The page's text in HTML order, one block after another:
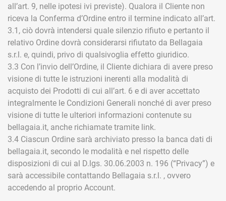
all’art. 9, nelle ipotesi ivi previste). Qualora il Cliente non
riceva la Conferma d’Ordine entro il termine indicato all’art.
3.1, ciò dovrà intendersi quale silenzio rifiuto e pertanto il
relativo Ordine dovrà considerarsi rifiutato da Bellagaia
s.r.l. e, quindi, privo di qualsivoglia effetto giuridico.
3.3 Con l’invio dell’Ordine, il Cliente dichiara di avere preso
visione di tutte le istruzioni inerenti alla modalità di
acquisto dei Prodotti di cui all’art. 6 e di aver accettato
integralmente le Condizioni Generali nonché di aver preso
visione di tutte le ulteriori informazioni contenute su
bellagaia.it, anche richiamate tramite link.
3.4 Ciascun Ordine sarà archiviato presso la banca dati di
bellagaia.it, secondo le modalità e nel rispetto delle
disposizioni di cui al D.lgs. 30.06.2003 n. 196 (“Privacy”) e
sarà accessibile contattando Bellagaia s.r.l. , ovvero
accedendo al proprio Account.